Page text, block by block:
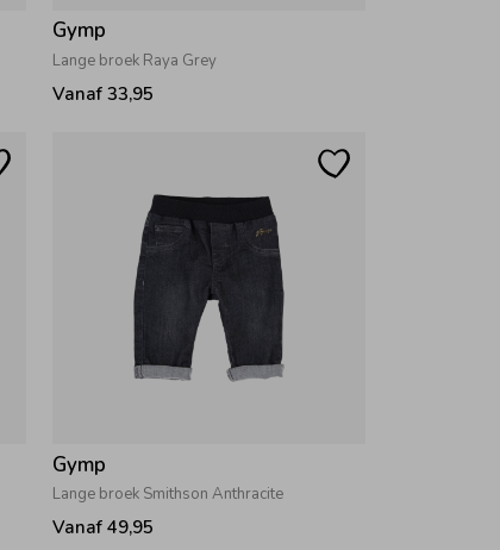
Gymp
Lange broek Raya Grey
Vanaf 33,95
Gymp
Lange broek Smithson Anthracite
Vanaf 49,95